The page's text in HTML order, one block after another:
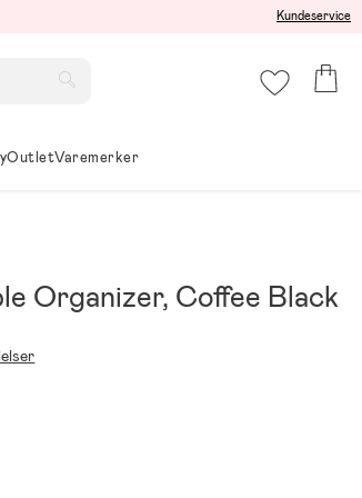
Kundeservice
OutletVaremerker
Organizer, Coffee Black